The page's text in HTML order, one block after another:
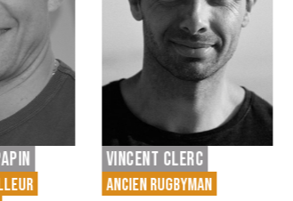
FABIEN PELOUS
ANCIEN RUGBYMAN